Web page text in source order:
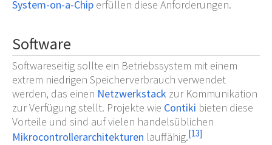
System-on-a-Chip erfüllen diese Anforderungen.
Software
Softwareseitig sollte ein Betriebssystem mit einem
extrem niedrigen Speicherverbrauch verwendet
werden, das einen Netzwerkstack zur Kommunikation
zur Verfügung stellt. Projekte wie Contiki bieten diese
Vorteile und sind auf vielen handelsüblichen
Mikrocontrollerarchitekturen lauffähig.[13]